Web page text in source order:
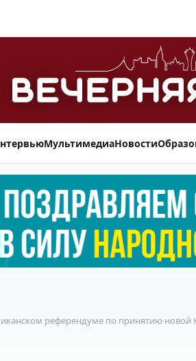
МультимедиаНовости
референдуме по принятию новой